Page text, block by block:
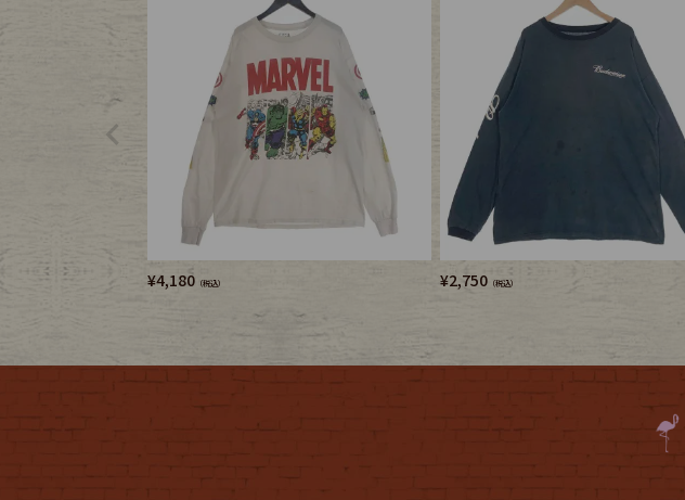
¥4,180 （税込） ¥2,750 （税込）